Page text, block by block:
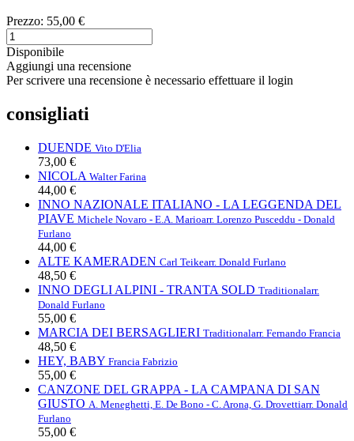
Prezzo: 55,00 €
Disponibile
Aggiungi una recensione
Per scrivere una recensione è necessario effettuare il login
consigliati
DUENDE Vito D'Elia
73,00 €
NICOLA Walter Farina
44,00 €
INNO NAZIONALE ITALIANO - LA LEGGENDA DEL
PIAVE Michele Novaro - E.A. Marioarr. Lorenzo Pusceddu - Donald
Furlano
44,00 €
ALTE KAMERADEN Carl Teikearr. Donald Furlano
48,50 €
INNO DEGLI ALPINI - TRANTA SOLD Traditionalarr.
Donald Furlano
55,00 €
MARCIA DEI BERSAGLIERI Traditionalarr. Fernando Francia
48,50 €
HEY, BABY Francia Fabrizio
55,00 €
CANZONE DEL GRAPPA - LA CAMPANA DI SAN
GIUSTO A. Meneghetti, E. De Bono - C. Arona, G. Drovettiarr. Donald
Furlano
55,00 €